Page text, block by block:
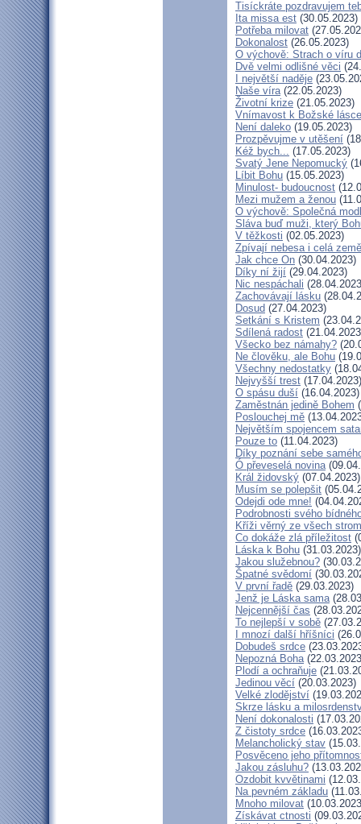
Tisíckráte pozdravujem
Ita missa est (30.05.2023)
Potřeba milovat
Dokonalost (26.05.2023)
O výchově: Strach o víru
Dvě velmi odlišné věci
I největší naděje
Naše víra(22.05.2023)
Životní krize (21.05.2023)
Vnímavost k Božské
Není daleko (19.05.2023)
Prozpěvujme v utěšení
Kéž bych... (17.05.2023)
Svatý Jene Nepomucký
Líbit Bohu (15.05.2023)
Minulost- budoucnost
Mezi mužem a ženou
O výchově: Společná
Sláva buď muži, který
V těžkosti (02.05.2023)
Zpívají nebesa i celá země
Jak chce On (30.04.2023)
Díky ní žijí (29.04.2023)
Nic nespáchali
Zachovávají lásku
Dosud (27.04.2023)
Setkání s Kristem
Sdílená radost
Všecko bez námahy?
Ne člověku, ale Bohu
Všechny nedostatky
Nejvyšší trest (17.04.2023)
O spásu duší (16.04.2023)
Zaměstnán jedině Bohem
Poslouchej mě
Největším spojencem
Pouze to (11.04.2023)
Díky poznání sebe
Ó převeselá novina
Král židovský (07.04.2023)
Musím se polepšit
Odejdi ode mne!
Podrobnosti svého
Kříži věrný ze všech
Co dokáže zlá příležitost
Láska k Bohu (31.03.2023)
Jakou služebnou?
Špatné svědomí
V první řadě (29.03.2023)
Jenž je Láska sama
Nejcennější čas
To nejlepší v sobě
I mnozí další hříšníci
Dobudeš srdce
Nepozná Boha
Plodí a ochraňuje
Jedinou věcí (20.03.2023)
Velké zlodějství
Skrze lásku a
Není dokonalosti
Z čistoty srdce
Melancholický stav
Posvěceno jeho
Jakou zásluhu?
Ozdobit kvvětinami
Na pevném základu
Mnoho milovat
Získávat ctnosti